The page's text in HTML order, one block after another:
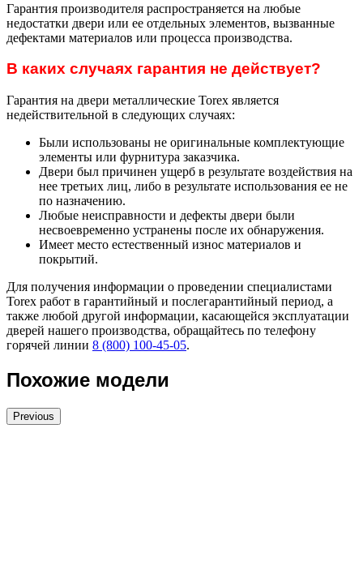
Гарантия производителя распространяется на любые
недостатки двери или ее отдельных элементов, вызванные
дефектами материалов или процесса производства.
В каких случаях гарантия не действует?
Гарантия на двери металлические Torex является
недействительной в следующих случаях:
Были использованы не оригинальные комплектующие
элементы или фурнитура заказчика.
Двери был причинен ущерб в результате воздействия на
нее третьих лиц, либо в результате использования ее не
по назначению.
Любые неисправности и дефекты двери были
несвоевременно устранены после их обнаружения.
Имеет место естественный износ материалов и
покрытий.
Для получения информации о проведении специалистами
Torex работ в гарантийный и послегарантийный период, а
также любой другой информации, касающейся эксплуатации
дверей нашего производства, обращайтесь по телефону
горячей линии 8 (800) 100-45-05.
Похожие модели
Previous